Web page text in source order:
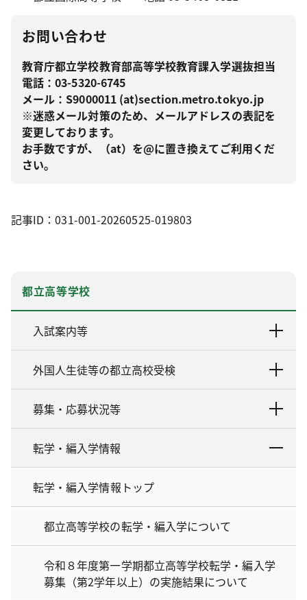
お問い合わせ
教育庁都立学校教育部高等学校教育課入学選抜担当
電話：03-5320-6745
メール：S9000011 (at)section.metro.tokyo.jp
※迷惑メール対策のため、メールアドレスの表記を
変更しております。
お手数ですが、（at）を@に置き換えてご利用くだ
さい。
記事ID：031-001-20260525-019803
都立高等学校
入試案内等
外国人生徒等の都立高校受検
募集・応募状況等
転学・編入学情報
転学・編入学情報トップ
都立高等学校の転学・編入学について
令和８年度第一学期都立高等学校転学・編入学
募集（第2学年以上）の実施結果について